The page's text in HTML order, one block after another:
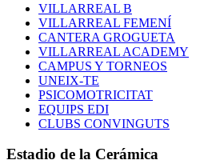
VILLARREAL B
VILLARREAL FEMENÍ
CANTERA GROGUETA
VILLARREAL ACADEMY
CAMPUS Y TORNEOS
UNEIX-TE
PSICOMOTRICITAT
EQUIPS EDI
CLUBS CONVINGUTS
Estadio de la Cerámica